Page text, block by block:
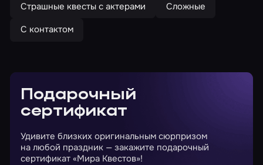
Страшные квесты с актерами
Сложные
С контактом
Подарочный
сертификат
Удивите близких оригинальным сюрпризом
на любой праздник — закажите подарочный
сертификат «Мира Квестов»!